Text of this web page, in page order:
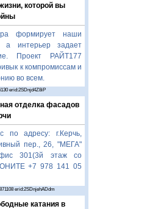
которой вы
формирует наши
а интерьер задает
Проект РАЙТ177
к компромиссам и
во всем.
erid:2SDnjd4Z8iP
отделка фасадов
по адресу: г.Керчь,
пер., 26, "МЕГА"
301(3й этаж со
+7 978 141 05
erid:2SDnjehADdm
катания в